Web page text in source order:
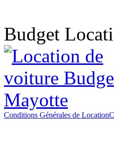
Budget
Conditions Générales de Location